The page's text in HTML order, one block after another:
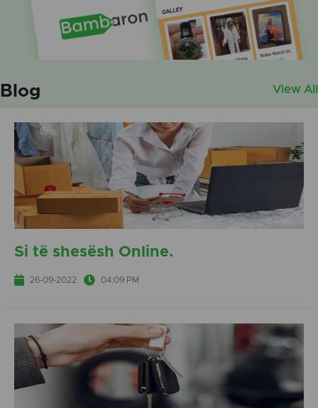
Blog View All
Si të shesësh Online.
26-09-2022 04:09 PM